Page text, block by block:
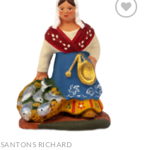
SANTONS RICHARD